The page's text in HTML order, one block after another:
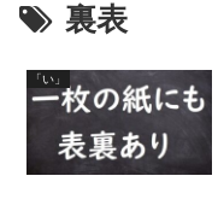
裏表
「い」